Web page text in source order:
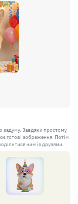
задуму. Завдяки простому
готові зображення. Потім
ним із друзями.